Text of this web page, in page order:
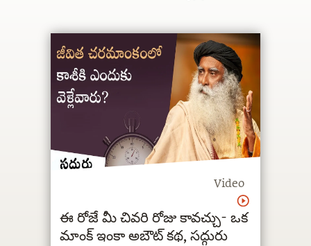
Video
ఈ రోజే మీ చివరి రోజు కావచ్చు- ఒక
మాంక్ ఇంకా అబౌట్ కథ, సద్గురు